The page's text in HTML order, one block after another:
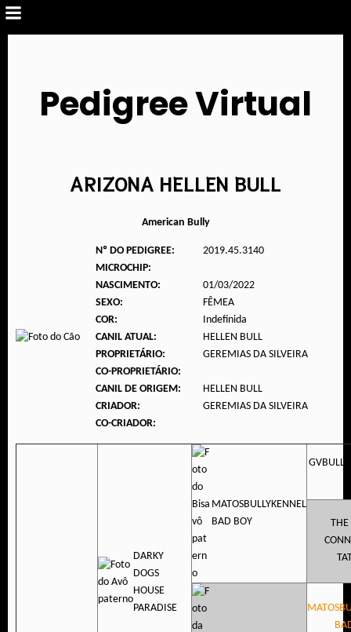
Pedigree Virtual
ARIZONA HELLEN BULL
American Bully
Nº DO PEDIGREE:
2019.45.3140
MICROCHIP:
NASCIMENTO:
01/03/2022
SEXO:
FÊMEA
COR:
Indefinida
CANIL ATUAL:
HELLEN BULL
PROPRIETÁRIO:
GEREMIAS DA SILVEIRA
CO-PROPRIETÁRIO:
CANIL DE ORIGEM:
HELLEN BULL
CRIADOR:
GEREMIAS DA SILVEIRA
CO-CRIADOR:
DARKY
DOGS
HOUSE
PARADISE
MATOSBULLYKENNEL
BAD BOY
THE